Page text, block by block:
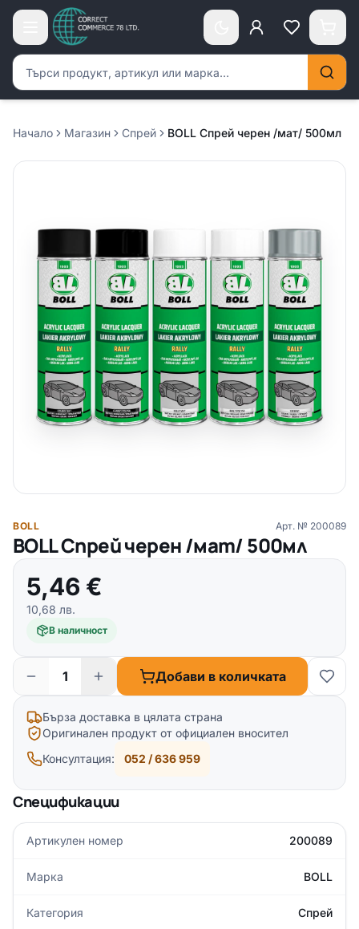
Търсене на продукти
Начало Магазин Спрей BOLL Спрей черен /мат/ 500мл
BOLL Арт. № 200089
BOLL Спрей черен /мат/ 500мл
5,46 €
10,68 лв.
В наличност
Добави в количката
Бърза доставка в цялата страна
Оригинален продукт от официален вносител
Консултация:
052 / 636 959
Спецификации
Артикулен номер 200089
Марка BOLL
Категория Спрей